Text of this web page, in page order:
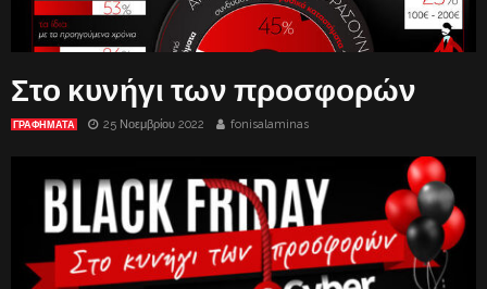
Στο κυνήγι των προσφορών
ΓΡΑΦΗΜΑΤΑ 25 Νοεμβρίου 2022 fonisalaminas